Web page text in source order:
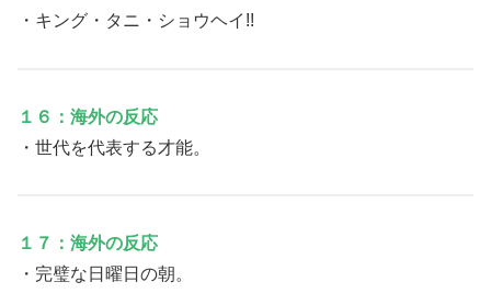
・キング・タニ・ショウヘイ!!
１６：海外の反応
・世代を代表する才能。
１７：海外の反応
・完璧な日曜日の朝。